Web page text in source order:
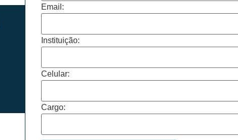
Email:
Instituição:
Celular:
Cargo: